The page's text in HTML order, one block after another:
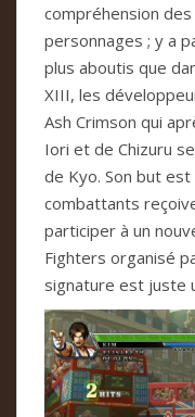
compréhension
personnages ; y a
plus aboutis que
XIII, les
Ash Crimson qui
Iori et de Chizuru
de Kyo. Son but
combattants
participer à un
Fighters organisé
signature est juste